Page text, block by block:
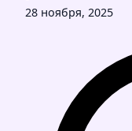
28 ноября, 2025